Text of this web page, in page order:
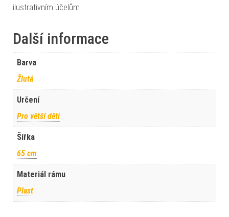
ilustrativním účelům.
Další informace
Barva
Žlutá
Určení
Pro větší děti
Šířka
65 cm
Materiál rámu
Plast